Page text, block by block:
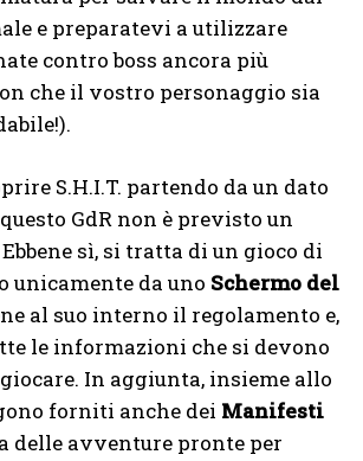
e preparatevi a utilizzare
contro boss ancora più
che il vostro personaggio sia
S.H.I.T. partendo da un dato
GdR non è previsto un
sì, si tratta di un gioco di
unicamente da uno Schermo del
al suo interno il regolamento e,
le informazioni che si devono
In aggiunta, insieme allo
forniti anche dei Manifesti
delle avventure pronte per